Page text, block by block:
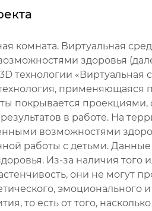
комната. Виртуальная
здоровья
технологии
применяющаяся
покрывается проекциями,
в работе. На
возможностями
работы с детьми.
Из-за наличия того
они не могут
эмоционального
то есть от того,